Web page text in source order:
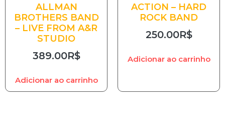
ALLMAN
BROTHERS BAND
– LIVE FROM A&R
STUDIO
389.00R$
Adicionar ao carrinho
ACTION – HARD
ROCK BAND
250.00R$
Adicionar ao carrinho